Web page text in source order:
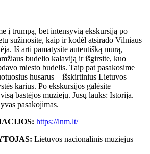
į trumpą, bet intensyvią ekskursiją po
sužinosite, kaip ir kodėl atsirado Vilniaus
Iš arti pamatysite autentišką mūrą,
budelio kalaviją ir išgirsite, kuo
miesto budelis. Taip pat pasakosime
husarus – išskirtinius Lietuvos
karius. Po ekskursijos galėsite
bastėjos muziejų. Jūsų lauks: Istorija.
pasakojimas.
https://lnm.lt/
Lietuvos nacionalinis muziejus